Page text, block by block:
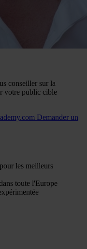
conseiller sur la
votre public cible
Demander un
les meilleurs
toute l'Europe